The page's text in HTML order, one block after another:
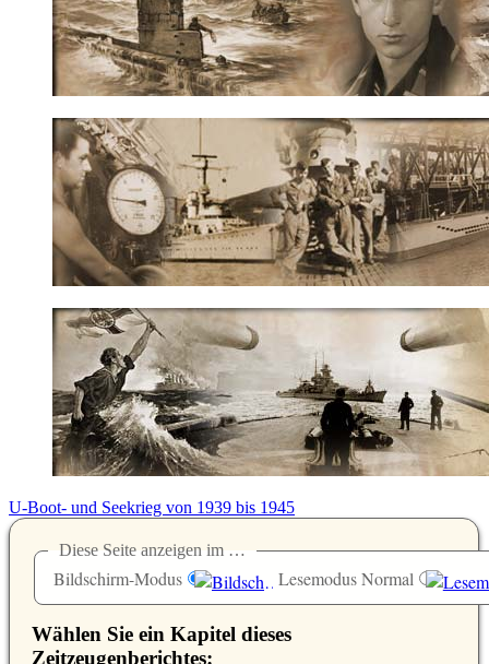
U-Boot- und Seekrieg von 1939 bis 1945
Diese Seite anzeigen im …
Bildschirm-Modus Lesemodus Normal
Wählen Sie ein Kapitel dieses
Zeitzeugenberichtes: